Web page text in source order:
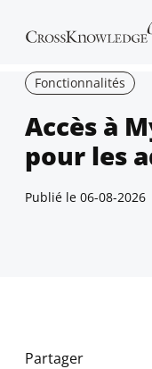
Fonctionnalités
Accès à
pour les
Publié le 06-08-2026
Partager